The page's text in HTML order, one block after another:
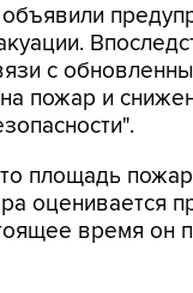
с
пожар и
площадь
оценивается
время он